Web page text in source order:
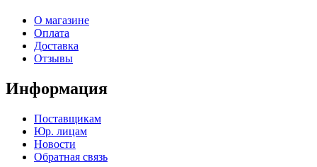
О магазине
Оплата
Доставка
Отзывы
Информация
Поставщикам
Юр. лицам
Новости
Обратная связь